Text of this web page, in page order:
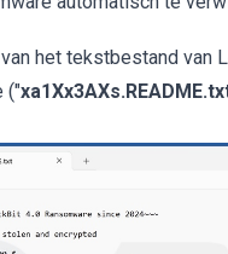
het tekstbestand van
("